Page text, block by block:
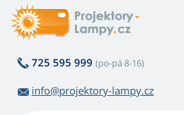
725 595 999 (po-pá 8-16)
info@projektory-lampy.cz